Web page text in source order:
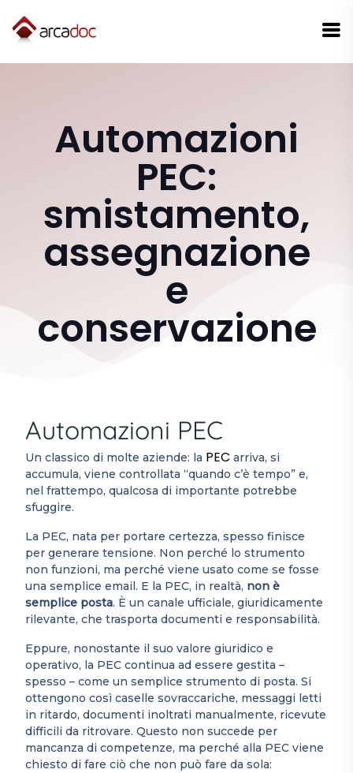
Automazioni
PEC:
smistamento,
assegnazione
e
conservazione
Automazioni PEC
Un classico di molte aziende: la PEC arriva, si
accumula, viene controllata “quando c’è tempo” e,
nel frattempo, qualcosa di importante potrebbe
sfuggire.
La PEC, nata per portare certezza, spesso finisce
per generare tensione. Non perché lo strumento
non funzioni, ma perché viene usato come se fosse
una semplice email. E la PEC, in realtà, non è
semplice posta. È un canale ufficiale, giuridicamente
rilevante, che trasporta documenti e responsabilità.
Eppure, nonostante il suo valore giuridico e
operativo, la PEC continua ad essere gestita –
spesso – come un semplice strumento di posta. Si
ottengono così caselle sovraccariche, messaggi letti
in ritardo, documenti inoltrati manualmente, ricevute
difficili da ritrovare. Questo non succede per
mancanza di competenze, ma perché alla PEC viene
chiesto di fare ciò che non può fare da sola: